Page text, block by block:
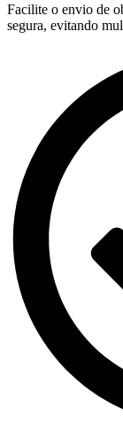
Facilite o envio de
segura, evitando